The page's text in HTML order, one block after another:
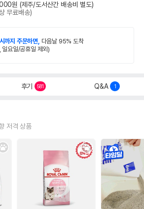
원 (제주/도서산간 배송비 별도)
무료배송)
까지 주문하면, 다음날 95% 도착
일요일/공휴일 제외)
후기 581 Q&A 1
저격 상품